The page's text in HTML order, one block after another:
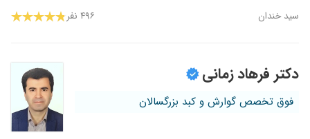
سید خندان ۴۹۶ نفر
دکتر فرهاد زمانی
فوق تخصص گوارش و کبد بزرگسالان